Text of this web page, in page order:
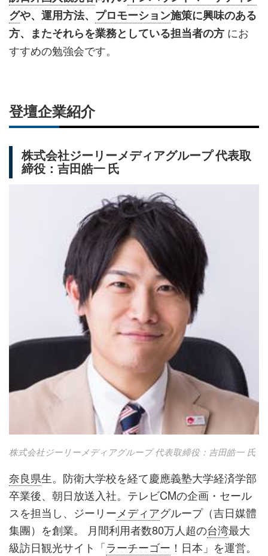
グや、運用方法、 プロモーション施策に興味のある
方、またそれらを業務としている担当者の方 にお
すすめの勉強会です。
登壇企業紹介
株式会社ジーリーメディアグループ 代表取
締役：吉田皓一 氏
株式会社ジーリーメディアグループ 代表取締役：吉田皓一 氏
奈良県生。防衛大学校を経て慶應義塾大学経済学部
卒業後、朝日放送入社。テレビCMの企画・セール
スを担当し、ジーリーメディアグループ（吉日媒體
集團）を創業。 月間利用者数80万人超の台湾最大
級訪日観光サイト「ラーチーゴー ！日本」を運営。